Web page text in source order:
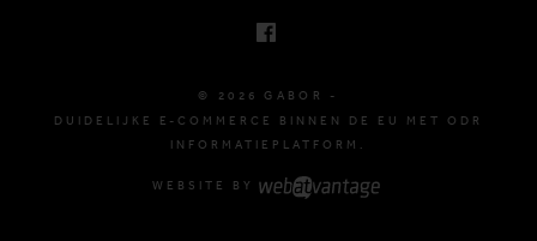
© 2026 GABOR -
DUIDELIJKE E-COMMERCE BINNEN DE EU MET ODR
INFORMATIEPLATFORM.
WEBSITE BY